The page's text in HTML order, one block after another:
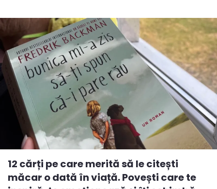
12 cărți pe care merită să le citești
măcar o dată în viață. Povești care te